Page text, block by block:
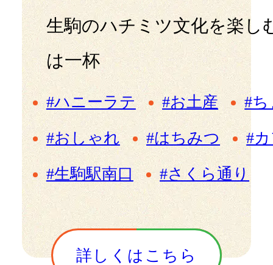
生駒のハチミツ文化を楽し
は一杯
#ハニーラテ #お土産 #
#おしゃれ #はちみつ #
#生駒駅南口 #さくら通り
詳しくはこちら